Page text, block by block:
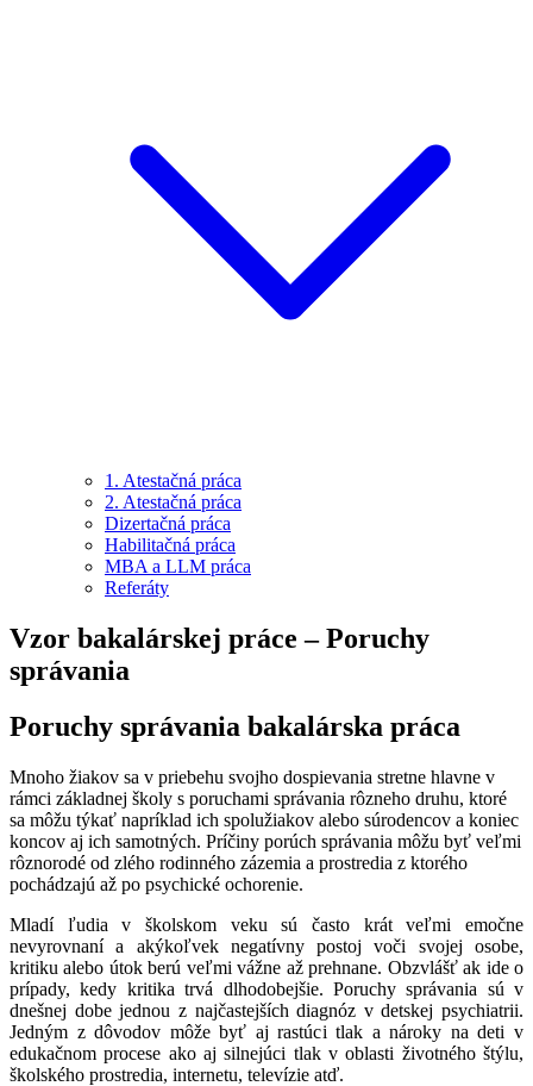
1. Atestačná práca
2. Atestačná práca
Dizertačná práca
Habilitačná práca
MBA a LLM práca
Referáty
Vzor bakalárskej práce – Poruchy
správania
Poruchy správania bakalárska práca
Mnoho žiakov sa v priebehu svojho dospievania stretne hlavne v
rámci základnej školy s poruchami správania rôzneho druhu, ktoré
sa môžu týkať napríklad ich spolužiakov alebo súrodencov a koniec
koncov aj ich samotných. Príčiny porúch správania môžu byť veľmi
rôznorodé od zlého rodinného zázemia a prostredia z ktorého
pochádzajú až po psychické ochorenie.
Mladí ľudia v školskom veku sú často krát veľmi emočne
nevyrovnaní a akýkoľvek negatívny postoj voči svojej osobe,
kritiku alebo útok berú veľmi vážne až prehnane. Obzvlášť ak ide o
prípady, kedy kritika trvá dlhodobejšie. Poruchy správania sú v
dnešnej dobe jednou z najčastejších diagnóz v detskej psychiatrii.
Jedným z dôvodov môže byť aj rastúci tlak a nároky na deti v
edukačnom procese ako aj silnejúci tlak v oblasti životného štýlu,
školského prostredia, internetu, televízie atď.